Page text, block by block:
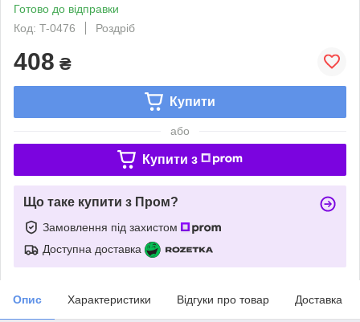
Готово до відправки
Код: T-0476
Роздріб
408 ₴
Купити
або
Купити з
Що таке купити з Пром?
Замовлення під захистом
Доступна доставка
Опис Характеристики Відгуки про товар Доставка